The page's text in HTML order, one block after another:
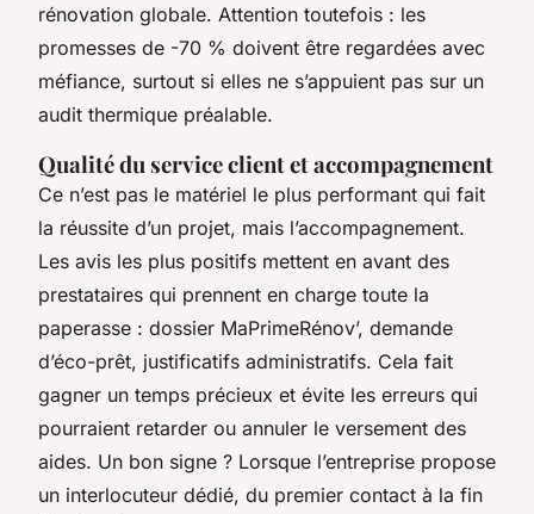
rénovation globale. Attention toutefois : les
promesses de -70 % doivent être regardées avec
méfiance, surtout si elles ne s’appuient pas sur un
audit thermique préalable.
Qualité du service client et accompagnement
Ce n’est pas le matériel le plus performant qui fait
la réussite d’un projet, mais l’accompagnement.
Les avis les plus positifs mettent en avant des
prestataires qui prennent en charge toute la
paperasse : dossier MaPrimeRénov’, demande
d’éco-prêt, justificatifs administratifs. Cela fait
gagner un temps précieux et évite les erreurs qui
pourraient retarder ou annuler le versement des
aides. Un bon signe ? Lorsque l’entreprise propose
un interlocuteur dédié, du premier contact à la fin